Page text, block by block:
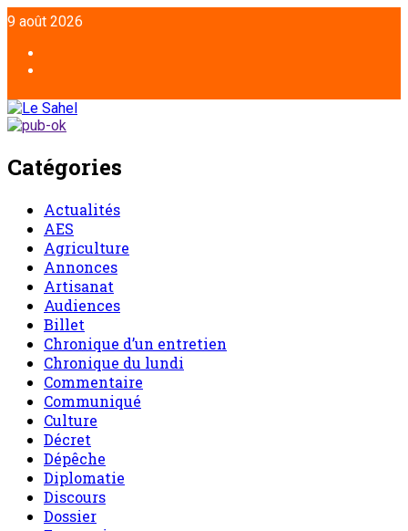
Aller
au
contenu
9 août 2026
Catégories
Actualités
AES
Agriculture
Annonces
Artisanat
Audiences
Billet
Chronique d’un entretien
Chronique du lundi
Commentaire
Communiqué
Culture
Décret
Dépêche
Diplomatie
Discours
Dossier